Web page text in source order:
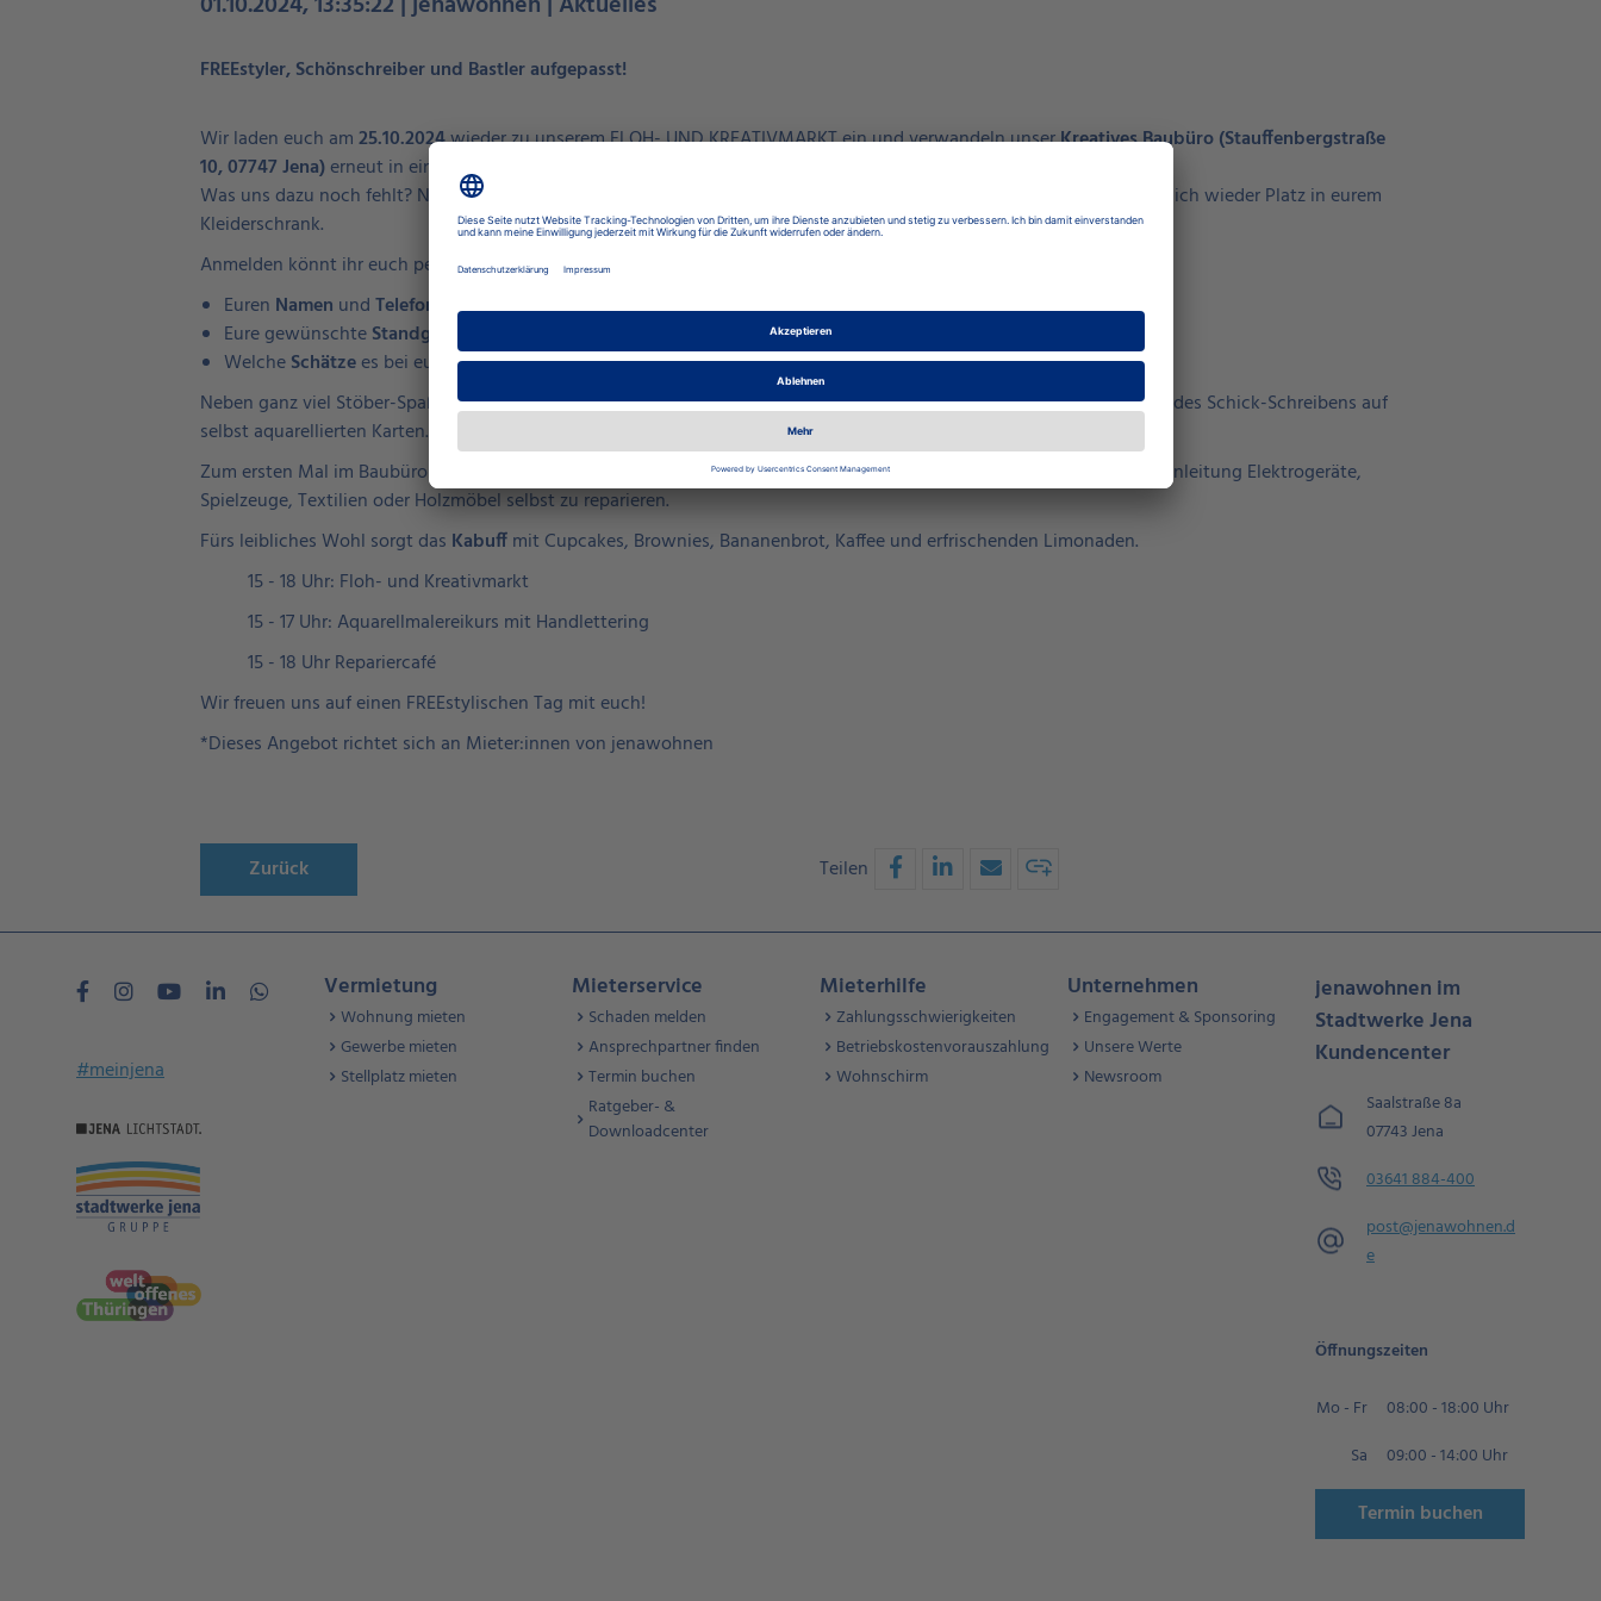
FREEstyler, Schönschreiber und Bastler aufgepasst!
Wir laden euch am25.10.2024wieder zu unserem FLOH- UND KREATIVMARKT ein und verwandeln unserKreatives Baubüro (Stauffenbergstraße
10, 07747 Jena)erneut in ein Stöber-Paradies, in dem ihr allerlei Schönes & Kreatives ergattern und verkaufen könnt.
Was uns dazu noch fehlt? Na, ihr und eure Schätze natürlich! Seid mit einem kostenfreien Stand dabei und schafft endlich wieder Platz in eurem
Kleiderschrank.
Anmelden könnt ihr euch per Mail unterpost@jenafreestyle.de
Euren Namen undTelefonnummer
Eure gewünschteStandgröße
WelcheSchätzees bei euch am Stand zu kaufen gibt
Neben ganz viel Stöber-Spaß gibt's diesmal einen kostenfreienAquarellmalereikurs mit Handlettering: lernt die Tricks des Schick-Schreibens auf
selbst aquarellierten Karten.
Zum ersten Mal im Baubüro dabei: das
: Bastler können Kaputtes mitbringen und lernen unter schlauer Anleitung Elektrogeräte,
Spielzeuge, Textilien oder Holzmöbel selbst zu reparieren.
Fürs leibliches Wohl sorgt das Kabuffmit Cupcakes, Brownies, Bananenbrot, Kaffee und erfrischenden Limonaden.
15 - 18 Uhr: Floh- und Kreativmarkt
15 - 17 Uhr: Aquarellmalereikurs mit Handlettering
15 - 18 Uhr Repariercafé
Wir freuen uns auf einen FREEstylischen Tag mit euch!
*Dieses Angebot richtet sich an Mieter:innen von jenawohnen
Zurück Teilen
#meinjena
Vermietung
Wohnung mieten
Gewerbe mieten
Stellplatz mieten
Mieterservice
Schaden melden
Ansprechpartner finden
Termin buchen
Ratgeber- &
Downloadcenter
Mieterhilfe
Zahlungsschwierigkeiten
Betriebskostenvorauszahlung
Wohnschirm
Unternehmen
Engagement & Sponsoring
Unsere Werte
Newsroom
jenawohnen im
Stadtwerke Jena
Kundencenter
Saalstraße 8a
07743 Jena
03641 884-400
post@jenawohnen.d
e
Öffnungszeiten
Mo - Fr
08:00 - 18:00 Uhr
Sa
09:00 - 14:00 Uhr
Termin buchen